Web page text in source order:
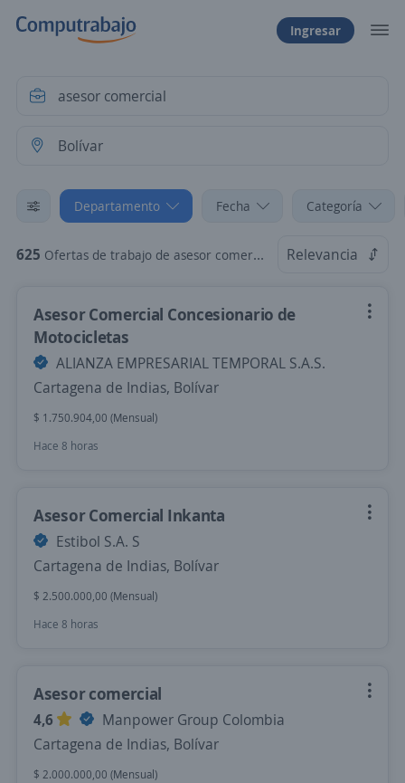
Ingresar
Departamento Fecha Categoría
625 Ofertas de trabajo de asesor comercial en Bolívar Relevancia
Asesor Comercial Concesionario de
Motocicletas
ALIANZA EMPRESARIAL TEMPORAL S.A.S.
Cartagena de Indias, Bolívar
$ 1.750.904,00 (Mensual)
Hace 8 horas
Asesor Comercial Inkanta
Estibol S.A. S
Cartagena de Indias, Bolívar
$ 2.500.000,00 (Mensual)
Hace 8 horas
Asesor comercial
4,6
Manpower Group Colombia
Cartagena de Indias, Bolívar
$ 2.000.000,00 (Mensual)